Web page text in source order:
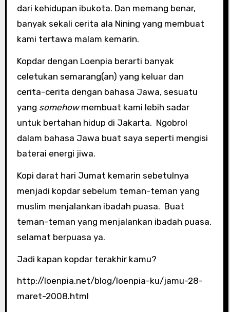
dari kehidupan ibukota. Dan memang benar,
banyak sekali cerita ala Nining yang membuat
kami tertawa malam kemarin.
Kopdar dengan Loenpia berarti banyak
celetukan semarang(an) yang keluar dan
cerita-cerita dengan bahasa Jawa, sesuatu
yang somehowmembuat kami lebih sadar
untuk bertahan hidup di Jakarta. Ngobrol
dalam bahasa Jawa buat saya seperti mengisi
baterai energi jiwa.
Kopi darat hari Jumat kemarin sebetulnya
menjadi kopdar sebelum teman-teman yang
muslim menjalankan ibadah puasa. Buat
teman-teman yang menjalankan ibadah puasa,
selamat berpuasa ya.
Jadi kapan kopdar terakhir kamu?
http://loenpia.net/blog/loenpia-ku/jamu-28-
maret-2008.html